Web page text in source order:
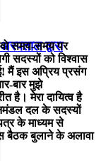
द्वारा
वो समय-समय पर
सदस्यों को विश्वास
मैं इस अप्रिय प्रसंग
बार मुझे
है। मेरा दायित्व है
दल के सदस्यों
के माध्यम से
बैठक बुलाने के अलावा